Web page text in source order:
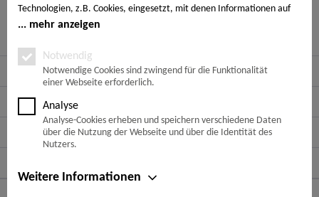
Technologien, z.B. Cookies, eingesetzt, mit denen Informationen auf
Ihrem Endgerät gespeichert und/oder von Ihrem Endgerät abgerufen
Notwendige Cookies, Analyse-, Marketing- und Statistik-Cookies. Bei
den notwendigen Cookies handelt es sich um solche, die technisch
notwendig sind, um den von Ihnen gewünschten Dienst
bereitzustellen, die übrigen Cookies werden nur auf Grund einer von
Ihnen erteilten Einwilligung gesetzt. Die Einwilligung ist freiwillig.
Personen, die das 16. Lebensjahr noch nicht vollendet haben,
benötigen die Zustimmung der Sorgeberechtigten. Sie können Ihre
Sie dazu lediglich den Cookie-Banner erneut auf und ändern Sie Ihre
mehr anzeigen
Notwendig
Notwendige Cookies sind zwingend für die Funktionalität
einer Webseite erforderlich.
Analyse
Analyse-Cookies erheben und speichern verschiedene Daten
über die Nutzung der Webseite und über die Identität des
Nutzers.
Weitere Informationen
Service Hotline
Shop Service
Informationen